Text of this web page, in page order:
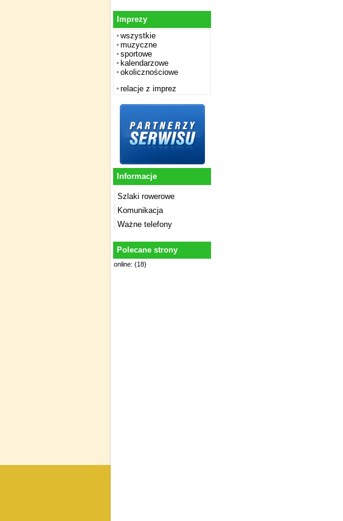
Imprezy
wszystkie
muzyczne
sportowe
kalendarzowe
okolicznościowe
relacje z imprez
Informacje
Szlaki rowerowe
Komunikacja
Ważne telefony
Polecane strony
online: (18)